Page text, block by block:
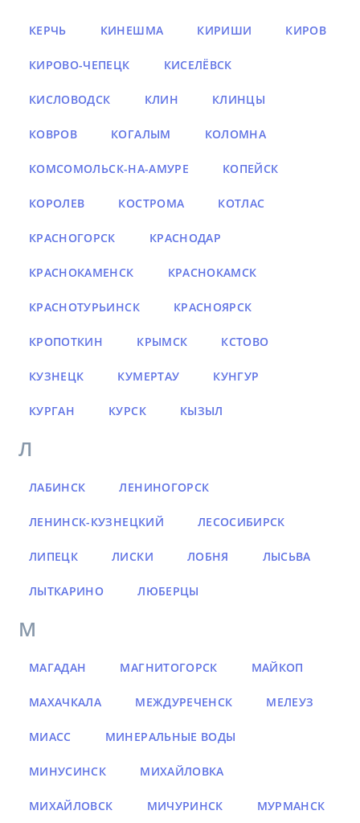
КЕРЧЬ КИНЕШМА КИРИШИ КИРОВ
КИРОВО-ЧЕПЕЦК КИСЕЛЁВСК
КИСЛОВОДСК КЛИН КЛИНЦЫ
КОВРОВ КОГАЛЫМ КОЛОМНА
КОМСОМОЛЬСК-НА-АМУРЕ КОПЕЙСК
КОРОЛЕВ КОСТРОМА КОТЛАС
КРАСНОГОРСК КРАСНОДАР
КРАСНОКАМЕНСК КРАСНОКАМСК
КРАСНОТУРЬИНСК КРАСНОЯРСК
КРОПОТКИН КРЫМСК КСТОВО
КУЗНЕЦК КУМЕРТАУ КУНГУР
КУРГАН КУРСК КЫЗЫЛ
Л
ЛАБИНСК ЛЕНИНОГОРСК
ЛЕНИНСК-КУЗНЕЦКИЙ ЛЕСОСИБИРСК
ЛИПЕЦК ЛИСКИ ЛОБНЯ ЛЫСЬВА
ЛЫТКАРИНО ЛЮБЕРЦЫ
М
МАГАДАН МАГНИТОГОРСК МАЙКОП
МАХАЧКАЛА МЕЖДУРЕЧЕНСК МЕЛЕУЗ
МИАСС МИНЕРАЛЬНЫЕ ВОДЫ
МИНУСИНСК МИХАЙЛОВКА
МИХАЙЛОВСК МИЧУРИНСК МУРМАНСК